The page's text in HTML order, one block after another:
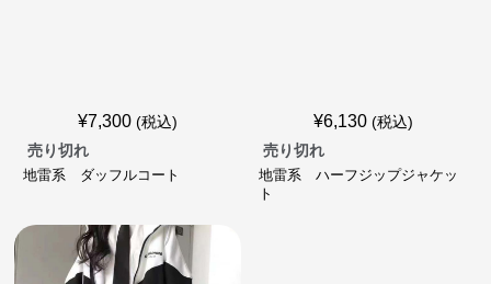
¥7,300 (税込)
売り切れ
地雷系 ダッフルコート
¥6,130 (税込)
売り切れ
地雷系 ハーフジップジャケッ
ト